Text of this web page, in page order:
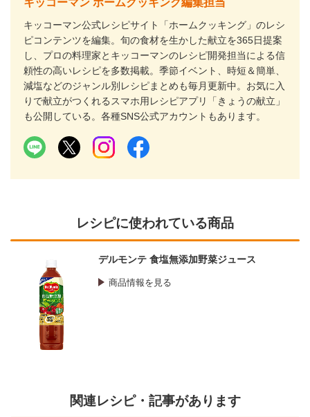
キッコーマン ホームクッキング編集担当
キッコーマン公式レシピサイト「ホームクッキング」のレシ
ピコンテンツを編集。旬の食材を生かした献立を365日提案
し、プロの料理家とキッコーマンのレシピ開発担当による信
頼性の高いレシピを多数掲載。季節イベント、時短＆簡単、
減塩などのジャンル別レシピまとめも毎月更新中。お気に入
りで献立がつくれるスマホ用レシピアプリ「きょうの献立」
も公開している。各種SNS公式アカウントもあります。
レシピに使われている商品
デルモンテ 食塩無添加野菜ジュース
商品情報を見る
関連レシピ・記事があります